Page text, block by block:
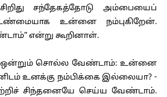
சிறிது சந்தேகத்தோடு அம்பையைப்
உன்னை நம்புகிறேன்.
என்று கூறினாள்.
ஒன்றும் சொல்ல வேண்டாம்: உன்னை
உனக்கு நம்பிக்கை இல்லையா? -
சிந்தனையே செய்ய வேண்டாம்.